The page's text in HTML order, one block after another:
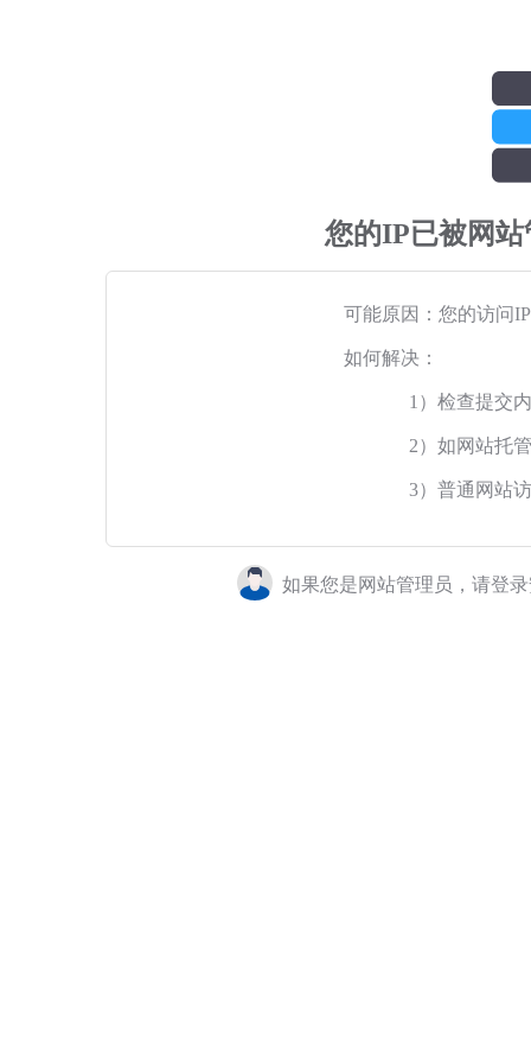
您的IP已被网
可能原因：您的访问
如何解决：
1）检查提交
2）如网站托
3）普通网站
如果您是网站管理员，请登